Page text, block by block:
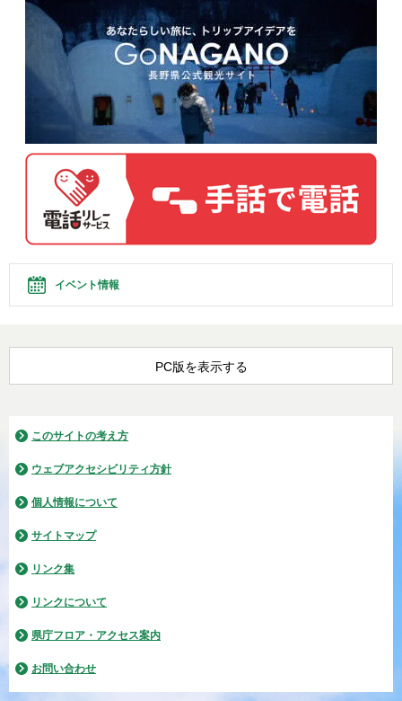
イベント情報
PC版を表示する
このサイトの考え方
ウェブアクセシビリティ方針
個人情報について
サイトマップ
リンク集
リンクについて
県庁フロア・アクセス案内
お問い合わせ